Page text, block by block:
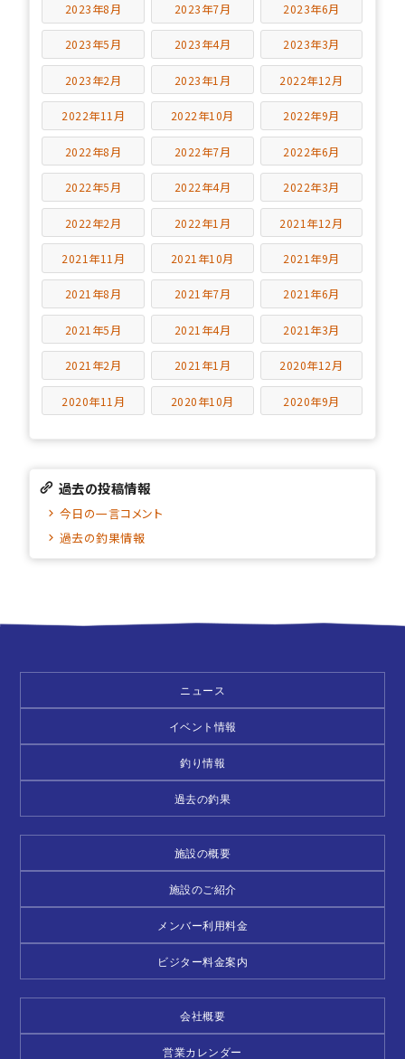
2023年8月 2023年7月 2023年6月
2023年5月 2023年4月 2023年3月
2023年2月 2023年1月 2022年12月
2022年11月 2022年10月 2022年9月
2022年8月 2022年7月 2022年6月
2022年5月 2022年4月 2022年3月
2022年2月 2022年1月 2021年12月
2021年11月 2021年10月 2021年9月
2021年8月 2021年7月 2021年6月
2021年5月 2021年4月 2021年3月
2021年2月 2021年1月 2020年12月
2020年11月 2020年10月 2020年9月
過去の投稿情報
今日の一言コメント
過去の釣果情報
ニュース
イベント情報
釣り情報
過去の釣果
施設の概要
施設のご紹介
メンバー利用料金
ビジター料金案内
会社概要
営業カレンダー